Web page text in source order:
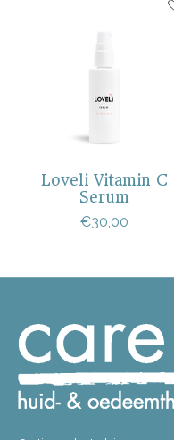
Loveli Vitamin C
Serum
€30,00